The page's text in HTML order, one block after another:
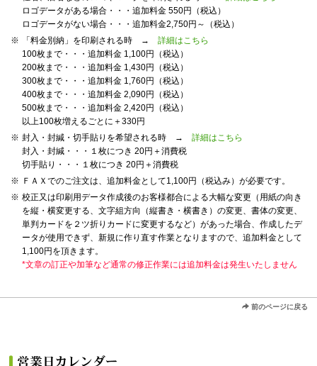
ロゴデータがある場合・・・追加料金 550円（税込）
ロゴデータがない場合・・・追加料金2,750円～（税込）
※
「料金別納」を印刷される時 →詳細はこちら
100枚まで・・・追加料金 1,100円（税込）
200枚まで・・・追加料金 1,430円（税込）
300枚まで・・・追加料金 1,760円（税込）
400枚まで・・・追加料金 2,090円（税込）
500枚まで・・・追加料金 2,420円（税込）
以上100枚増えるごとに＋330円
※ 封入・封緘・切手貼りを希望される時 →詳細はこちら
封入・封緘・・・１枚につき 20円＋消費税
切手貼り・・・１枚につき 20円＋消費税
※ ＦＡＸでのご注文は、追加料金として1,100円（税込み）が必要です。
※ 校正又は印刷用データ作成後のお客様都合による大幅な変更（用紙の向き
を縦・横変更する、文字組方向（縦書き・横書き）の変更、書体の変更、
単判カードを２ツ折りカードに変更するなど）があった場合、作成したデ
ータが使用できず、新規に作り直す作業となりますので、追加料金として
1,100円を頂きます。
*文章の訂正や加筆など通常の修正作業には追加料金は発生いたしません
前のページに戻る